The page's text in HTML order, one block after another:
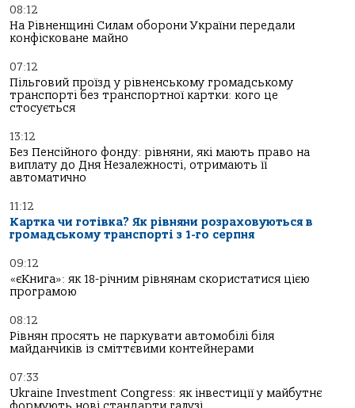
08:12
На Рівненщині Силам оборони України передали
конфісковане майно
07:12
Пільговий проїзд у рівненському громадському
транспорті без транспортної картки: кого це
стосується
13:12
Без Пенсійного фонду: рівняни, які мають право на
виплату до Дня Незалежності, отримають її
автоматично
11:12
Картка чи готівка? Як рівняни розраховуються в
громадському транспорті з 1-го серпня
09:12
«єКнига»: як 18-річним рівнянам скористатися цією
програмою
08:12
Рівнян просять не паркувати автомобілі біля
майданчиків із сміттєвими контейнерами
07:33
Ukraine Investment Congress: як інвестиції у майбутнє